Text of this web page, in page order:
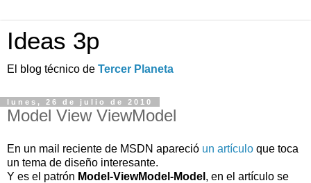
Ideas 3p
El blog técnico de Tercer Planeta
lunes, 26 de julio de 2010
Model View ViewModel
En un mail reciente de MSDN apareció un artículo que toca
un tema de diseño interesante.
Y es el patrón Model-ViewModel-Model , en el artículo se